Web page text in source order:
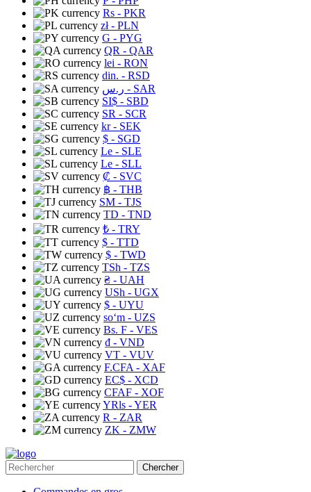
Rs - PKR
zł- PLN
G - PYG
QR - QAR
lei - RON
din. - RSD
ر.س - SAR
SI$ - SBD
SR - SCR
kr- SEK
$ - SGD
Le - SLE
Le - SLL
₡ - SVC
฿ - THB
ЅМ - TJS
TD - TND
₺ - TRY
$ - TTD
$ - TWD
TSh - TZS
₴ - UAH
USh - UGX
$ - UYU
soʻm - UZS
Bs. F - VES
₫ - VND
VT - VUV
F.CFA - XAF
EC$ - XCD
CFAF - XOF
YRls - YER
R - ZAR
ZK - ZMW
Chercher